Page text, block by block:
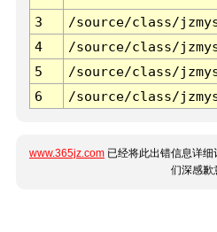
3 /source/class/
4
/source/class/
5
/source/class/
6
/source/class/
www.365jz.com 已经将此出错信息详
们深感歉